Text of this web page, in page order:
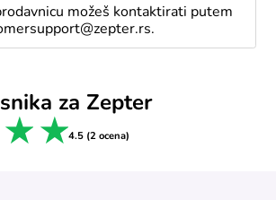
možeš kontaktirati putem
za Zepter
5 stars
4 stars
3 stars4.5 (2 ocena)